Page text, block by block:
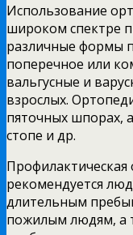
Использование
широком спектре
различные формы
поперечное или
вальгусные и
взрослых.
пяточных шпорах,
стопе и др.
Профилактическая
рекомендуется
длительным
пожилым людям, а